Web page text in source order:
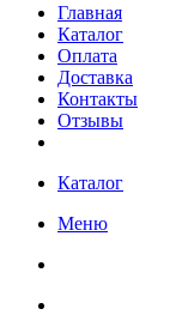
Главная
Каталог
Оплата
Доставка
Контакты
Отзывы
Каталог
Меню